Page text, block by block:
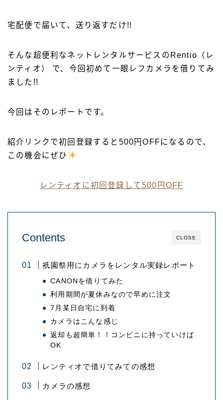
宅配便で届いて、送り返すだけ!!
そんな超便利なネットレンタルサービスのRentio（レ
ンティオ） で、今回初めて一眼レフカメラを借りてみ
ました!!
今回はそのレポートです。
紹介リンクで初回登録すると500円OFFになるので、
この機会にぜひ
レンティオに初回登録して500円OFF
CLOSE
Contents
祇園祭用にカメラをレンタル実録レポート
CANONを借りてみた
利用期間が夏休みなので早めに注文
7月某日自宅に到着
カメラはこんな感じ
返却も超簡単！！コンビニに持っていけば
OK
レンティオで借りてみての感想
カメラの感想